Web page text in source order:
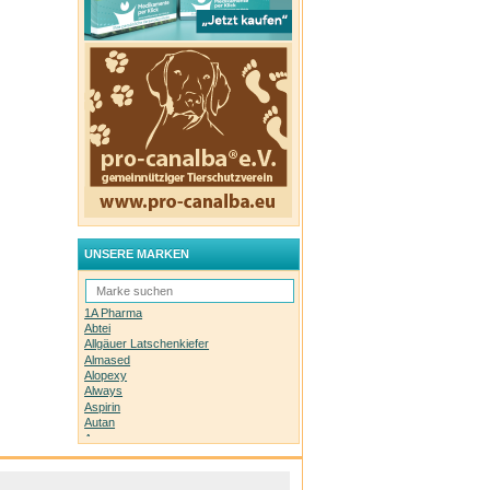
UNSERE MARKEN
1A Pharma
Abtei
Allgäuer Latschenkiefer
Almased
Alopexy
Always
Aspirin
Autan
Avene
Bachblüten-Orginal